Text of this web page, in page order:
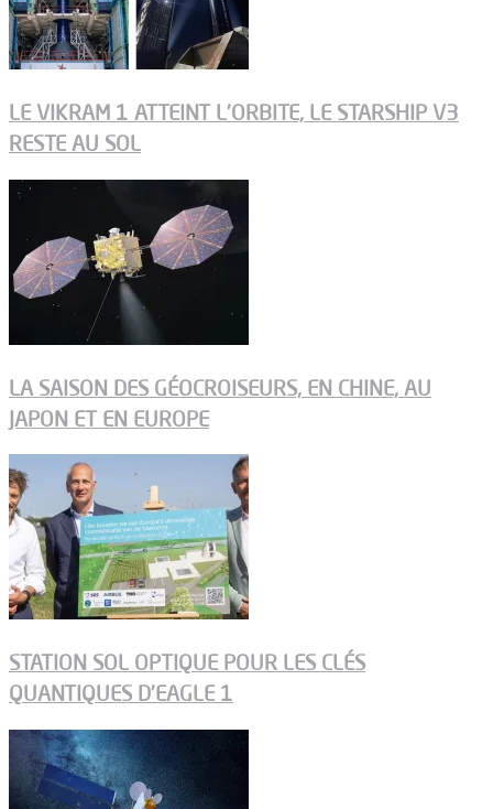
LE VIKRAM 1 ATTEINT L’ORBITE, LE STARSHIP V3
RESTE AU SOL
LA SAISON DES GÉOCROISEURS, EN CHINE, AU
JAPON ET EN EUROPE
STATION SOL OPTIQUE POUR LES CLÉS
QUANTIQUES D’EAGLE 1